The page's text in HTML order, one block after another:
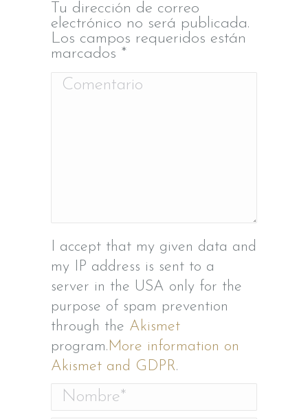
Tu dirección de correo
electrónico no será publicada.
Los campos requeridos están
marcados *
Comentario
I accept that my given data and
my IP address is sent to a
server in the USA only for the
purpose of spam prevention
through the Akismet
program.More information on
Akismet and GDPR.
Nombre *